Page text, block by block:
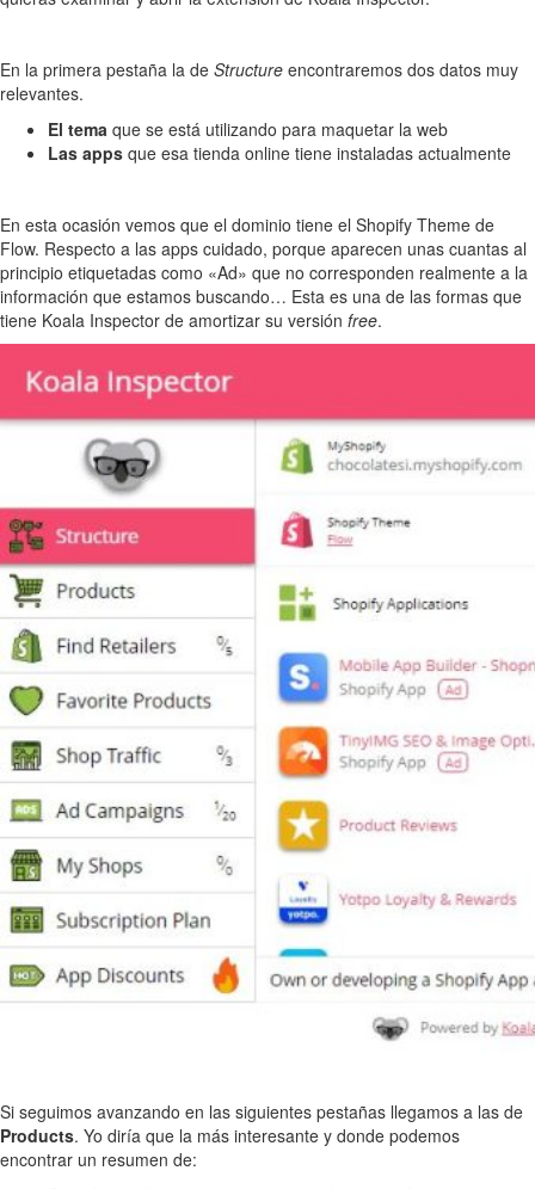
En la primera pestaña la de Structure encontraremos dos datos muy
relevantes.
El tema que se está utilizando para maquetar la web
Las apps que esa tienda online tiene instaladas actualmente
En esta ocasión vemos que el dominio tiene el Shopify Theme de
Flow. Respecto a las apps cuidado, porque aparecen unas cuantas al
principio etiquetadas como «Ad» que no corresponden realmente a la
información que estamos buscando… Esta es una de las formas que
tiene Koala Inspector de amortizar su versión free.
Si seguimos avanzando en las siguientes pestañas llegamos a las de
Products. Yo diría que la más interesante y donde podemos
encontrar un resumen de: